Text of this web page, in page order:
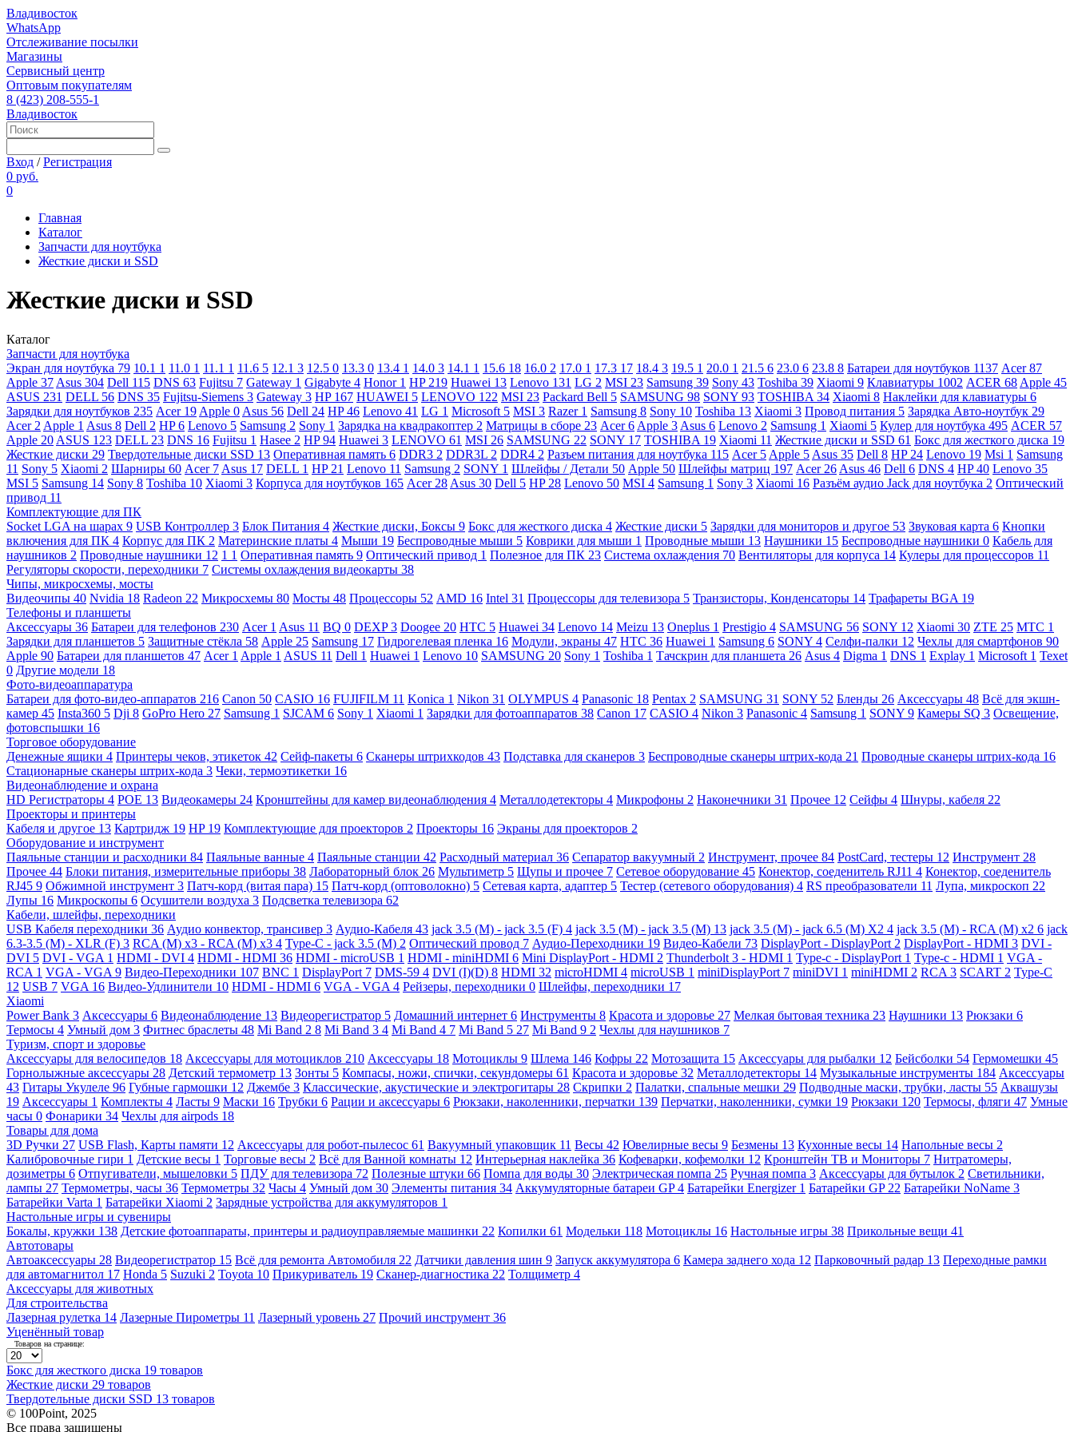
Владивосток
WhatsApp
Отслеживание посылки
Магазины
Сервисный центр
Оптовым покупателям
8 (423) 208-555-1
Владивосток
Вход /Регистрация
0 руб.
0
Главная
Каталог
Запчасти для ноутбука
Жесткие диски и SSD
Жесткие диски и SSD
Каталог
Запчасти для ноутбука
Экран для ноутбука 79 10.1 1 11.0 1 11.1 1 11.6 5 12.1 3 12.5 0 13.3 0 13.4 1 14.0 3 14.1 1 15.6 18 16.0 2 17.0 1 17.3 17 18.4 3 19.5 1 20.0 1 21.5 6 23.0 6 23.8 8 Батареи для ноутбуков 1137 Acer87
Apple 37 Asus 304 Dell 115 DNS 63 Fujitsu 7 Gateway 1 Gigabyte 4 Honor 1 HP 219 Huawei 13 Lenovo 131 LG 2 MSI 23 Samsung 39 Sony 43 Toshiba 39 Xiaomi 9 Клавиатуры 1002 ACER 68 Apple 45
ASUS 231 DELL 56 DNS 35 Fujitsu-Siemens 3 Gateway 3 HP 167 HUAWEI 5 LENOVO 122 MSI 23 Packard Bell 5 SAMSUNG 98 SONY 93 TOSHIBA 34 Xiaomi 8 Наклейки для клавиатуры 6
Зарядки для ноутбуков 235 Acer 19 Apple 0 Asus 56 Dell 24 HP46 Lenovo 41 LG 1 Microsoft 5 MSI 3 Razer 1 Samsung 8 Sony 10 Toshiba 13 Xiaomi 3 Провод питания 5 Зарядка Авто-ноутбук 29
Acer 2 Apple 1 Asus 8 Dell 2 HP6 Lenovo 5 Samsung 2 Sony 1 Зарядка на квадракоптер 2 Матрицы в сборе 23 Acer6 Apple 3 Asus 6 Lenovo 2 Samsung 1 Xiaomi 5 Кулер для ноутбука 495 ACER 57
Apple 20 ASUS 123 DELL 23 DNS 16 Fujitsu 1 Hasee 2 HP94 Huawei 3 LENOVO 61 MSI 26 SAMSUNG 22 SONY 17 TOSHIBA 19 Xiaomi 11 Жесткие диски и SSD 61 Бокс для жесткого диска 19
Жесткие диски 29 Твердотельные диски SSD 13 Оперативная память 6 DDR3 2 DDR3L 2 DDR4 2 Разъем питания для ноутбука 115 Acer 5 Apple 5 Asus 35 Dell 8 HP 24 Lenovo 19 Msi 1 Samsung
11 Sony 5 Xiaomi 2 Шарниры 60 Acer 7 Asus 17 DELL 1 HP 21 Lenovo 11 Samsung 2 SONY 1 Шлейфы / Детали 50 Apple 50 Шлейфы матриц 197 Acer 26 Asus 46 Dell 6 DNS 4 HP40 Lenovo 35
MSI 5 Samsung 14 Sony 8 Toshiba 10 Xiaomi 3 Корпуса для ноутбуков 165 Acer 28 Asus 30 Dell 5 HP 28 Lenovo 50 MSI 4 Samsung 1 Sony 3 Xiaomi 16 Разъём аудио Jack для ноутбука 2 Оптический
привод 11
Комплектующие для ПК
Socket LGA на шарах 9 USB Контроллер 3 Блок Питания 4 Жесткие диски, Боксы 9 Бокс для жесткого диска 4 Жесткие диски 5 Зарядки для мониторов и другое 53 Звуковая карта 6 Кнопки
включения для ПК 4 Корпус для ПК 2 Материнские платы 4 Мыши 19 Беспроводные мыши 5 Коврики для мыши 1 Проводные мыши 13 Наушники 15 Беспроводные наушники 0 Кабель для
наушников 2 Проводные наушники 12 1 1 Оперативная память 9 Оптический привод 1 Полезное для ПК 23 Система охлаждения 70 Вентиляторы для корпуса 14 Кулеры для процессоров 11
Регуляторы скорости, переходники 7 Системы охлаждения видеокарты 38
Чипы, микросхемы, мосты
Видеочипы 40 Nvidia 18 Radeon 22 Микросхемы 80 Мосты 48 Процессоры 52 AMD 16 Intel 31 Процессоры для телевизора 5 Транзисторы, Конденсаторы 14 Трафареты BGA 19
Телефоны и планшеты
Аксессуары 36 Батареи для телефонов 230 Acer 1 Asus 11 BQ 0 DEXP3 Doogee 20 HTC 5 Huawei 34 Lenovo 14 Meizu 13 Oneplus 1 Prestigio 4 SAMSUNG 56 SONY 12 Xiaomi 30 ZTE 25 МТС 1
Зарядки для планшетов 5 Защитные стёкла 58 Apple 25 Samsung 17 Гидрогелевая пленка 16 Модули, экраны 47 HTC 36 Huawei 1 Samsung 6 SONY 4 Селфи-палки 12 Чехлы для смартфонов 90
Apple 90 Батареи для планшетов 47 Acer 1 Apple 1 ASUS 11 Dell 1 Huawei 1 Lenovo 10 SAMSUNG 20 Sony 1 Toshiba 1 Тачскрин для планшета 26 Asus 4 Digma 1 DNS 1 Explay 1 Microsoft 1 Texet
0 Другие модели 18
Фото-видеоаппаратура
Батареи для фото-видео-аппаратов 216 Canon 50 CASIO 16 FUJIFILM 11 Konica 1 Nikon 31 OLYMPUS 4 Panasonic 18 Pentax 2 SAMSUNG 31 SONY 52 Бленды 26 Аксессуары 48 Всё для экшн-
камер 45 Insta360 5 Dji 8 GoPro Hero 27 Samsung 1 SJCAM 6 Sony 1 Xiaomi 1 Зарядки для фотоаппаратов 38 Canon 17 CASIO 4 Nikon 3 Panasonic 4 Samsung 1 SONY 9 Камеры SQ 3 Освещение,
фотовспышки 16
Торговое оборудование
Денежные ящики 4 Принтеры чеков, этикеток 42 Сейф-пакеты 6 Сканеры штрихкодов 43 Подставка для сканеров 3 Беспроводные сканеры штрих-кода 21 Проводные сканеры штрих-кода 16
Стационарные сканеры штрих-кода 3 Чеки, термоэтикетки 16
Видеонаблюдение и охрана
HD Регистраторы 4 POE 13 Видеокамеры 24 Кронштейны для камер видеонаблюдения 4 Металлодетекторы 4 Микрофоны 2 Наконечники 31 Прочее 12 Сейфы 4 Шнуры, кабеля 22
Проекторы и принтеры
Кабеля и другое 13 Картридж 19 HP 19 Комплектующие для проекторов 2 Проекторы 16 Экраны для проекторов 2
Оборудование и инструмент
Паяльные станции и расходники 84 Паяльные ванные 4 Паяльные станции 42 Расходный материал 36 Сепаратор вакуумный 2 Инструмент, прочее 84 PostCard, тестеры 12 Инструмент 28
Прочее 44 Блоки питания, измерительные приборы 38 Лабораторный блок 26 Мультиметр 5 Щупы и прочее 7 Сетевое оборудование 45 Конектор, соеденитель RJ11 4 Конектор, соеденитель
RJ45 9 Обжимной инструмент 3 Патч-корд (витая пара) 15 Патч-корд (оптоволокно) 5 Сетевая карта, адаптер 5 Тестер (сетевого оборудования) 4 RS преобразователи 11 Лупа, микроскоп 22
Лупы 16 Микроскопы 6 Осушители воздуха 3 Подсветка телевизора 62
Кабели, шлейфы, переходники
USB Кабеля переходники 36 Аудио конвектор, трансивер 3 Аудио-Кабеля 43 jack 3.5 (M) - jack 3.5 (F) 4 jack 3.5 (M) - jack 3.5 (M) 13 jack 3.5 (M) - jack 6.5 (M) X2 4 jack 3.5 (M) - RCA (M) x2 6 jack
6.3-3.5 (M) - XLR (F) 3 RCA (M) x3 - RCA (M) x3 4 Type-C - jack 3.5 (M) 2 Оптический провод 7 Аудио-Переходники 19 Видео-Кабели 73 DisplayPort - DisplayPort 2 DisplayPort - HDMI 3 DVI -
DVI 5 DVI - VGA 1 HDMI - DVI 4 HDMI - HDMI 36 HDMI - microUSB 1 HDMI - miniHDMI 6 Mini DisplayPort - HDMI 2 Thunderbolt 3 - HDMI 1 Type-c - DisplayPort 1 Type-c - HDMI 1 VGA -
RCA 1 VGA - VGA 9 Видео-Переходники 107 BNC 1 DisplayPort 7 DMS-59 4 DVI (I)(D) 8 HDMI 32 microHDMI 4 microUSB 1 miniDisplayPort 7 miniDVI 1 miniHDMI 2 RCA 3 SCART 2 Type-C
12 USB 7 VGA 16 Видео-Удлинители 10 HDMI - HDMI 6 VGA - VGA 4 Рейзеры, переходники 0 Шлейфы, переходники 17
Xiaomi
Power Bank 3 Аксессуары 6 Видеонаблюдение 13 Видеорегистратор 5 Домашний интернет 6 Инструменты 8 Красота и здоровье 27 Мелкая бытовая техника 23 Наушники 13 Рюкзаки 6
Термосы 4 Умный дом 3 Фитнес браслеты 48 Mi Band 2 8 Mi Band 3 4 Mi Band 4 7 Mi Band 5 27 Mi Band 9 2 Чехлы для наушников 7
Туризм, спорт и здоровье
Аксессуары для велосипедов 18 Аксессуары для мотоциклов 210 Аксессуары 18 Мотоциклы 9 Шлема 146 Кофры 22 Мотозащита 15 Аксессуары для рыбалки 12 Бейсболки 54 Гермомешки 45
Горнолыжные аксессуары 28 Детский термометр 13 Зонты 5 Компасы, ножи, спички, секундомеры 61 Красота и здоровье 32 Металлодетекторы 14 Музыкальные инструменты 184 Аксессуары
43 Гитары Укулеле 96 Губные гармошки 12 Джембе 3 Классические, акустические и электрогитары 28 Скрипки 2 Палатки, спальные мешки 29 Подводные маски, трубки, ласты 55 Аквашузы
19 Аксессуары 1 Комплекты 4 Ласты 9 Маски 16 Трубки 6 Рации и аксессуары 6 Рюкзаки, наколенники, перчатки 139 Перчатки, наколенники, сумки 19 Рюкзаки 120 Термосы, фляги 47 Умные
часы 0 Фонарики 34 Чехлы для airpods 18
Товары для дома
3D Ручки 27 USB Flash, Карты памяти 12 Аксессуары для робот-пылесос 61 Вакуумный упаковщик 11 Весы 42 Ювелирные весы 9 Безмены 13 Кухонные весы 14 Напольные весы 2
Калибровочные гири 1 Детские весы 1 Торговые весы 2 Всё для Ванной комнаты 12 Интерьерная наклейка 36 Кофеварки, кофемолки 12 Кронштейн ТВ и Мониторы 7 Нитратомеры,
дозиметры 6 Отпугиватели, мышеловки 5 ПДУ для телевизора 72 Полезные штуки 66 Помпа для воды 30 Электрическая помпа 25 Ручная помпа 3 Аксессуары для бутылок 2 Светильники,
лампы 27 Термометры, часы 36 Термометры 32 Часы 4 Умный дом 30 Элементы питания 34 Аккумуляторные батареи GP4 Батарейки Energizer 1 Батарейки GP 22 Батарейки NoName 3
Батарейки Varta 1 Батарейки Xiaomi 2 Зарядные устройства для аккумуляторов 1
Настольные игры и сувениры
Бокалы, кружки 138 Детские фотоаппараты, принтеры и радиоуправляемые машинки 22 Копилки 61 Модельки 118 Мотоциклы 16 Настольные игры 38 Прикольные вещи 41
Автотовары
Автоаксессуары 28 Видеорегистратор 15 Всё для ремонта Автомобиля 22 Датчики давления шин 9 Запуск аккумулятора 6 Камера заднего хода 12 Парковочный радар 13 Переходные рамки
для автомагнитол 17 Honda 5 Suzuki 2 Toyota 10 Прикуриватель 19 Сканер-диагностика 22 Толщиметр 4
Аксессуары для животных
Для строительства
Лазерная рулетка 14 Лазерные Пирометры 11 Лазерный уровень 27 Прочий инструмент 36
Уценённый товар
Товаров на странице:
Бокс для жесткого диска 19 товаров
Жесткие диски 29 товаров
Твердотельные диски SSD 13 товаров
© 100Point, 2025
Все права защищены